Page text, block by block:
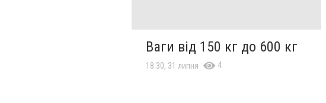
Ваги від 150 кг до 600 кг
18:30, 31 липня 4